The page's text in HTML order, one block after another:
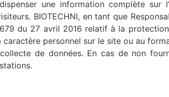
une information complète sur
BIOTECHNI, en tant que
du 27 avril 2016 relatif à la
personnel sur le site ou au
de données. En cas de non